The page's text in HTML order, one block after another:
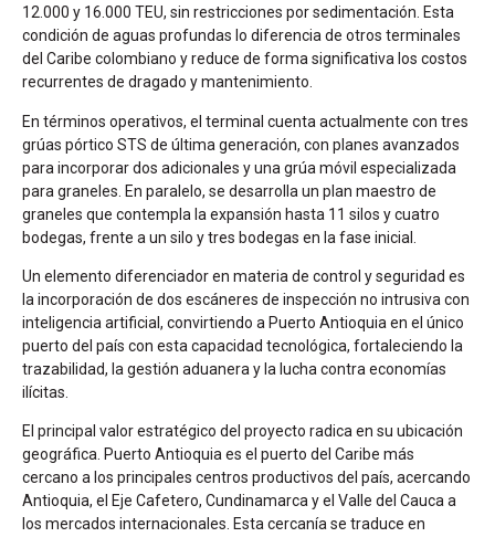
12.000 y 16.000 TEU, sin restricciones por sedimentación. Esta
condición de aguas profundas lo diferencia de otros terminales
del Caribe colombiano y reduce de forma significativa los costos
recurrentes de dragado y mantenimiento.
En términos operativos, el terminal cuenta actualmente con tres
grúas pórtico STS de última generación, con planes avanzados
para incorporar dos adicionales y una grúa móvil especializada
para graneles. En paralelo, se desarrolla un plan maestro de
graneles que contempla la expansión hasta 11 silos y cuatro
bodegas, frente a un silo y tres bodegas en la fase inicial.
Un elemento diferenciador en materia de control y seguridad es
la incorporación de dos escáneres de inspección no intrusiva con
inteligencia artificial, convirtiendo a Puerto Antioquia en el único
puerto del país con esta capacidad tecnológica, fortaleciendo la
trazabilidad, la gestión aduanera y la lucha contra economías
ilícitas.
El principal valor estratégico del proyecto radica en su ubicación
geográfica. Puerto Antioquia es el puerto del Caribe más
cercano a los principales centros productivos del país, acercando
Antioquia, el Eje Cafetero, Cundinamarca y el Valle del Cauca a
los mercados internacionales. Esta cercanía se traduce en